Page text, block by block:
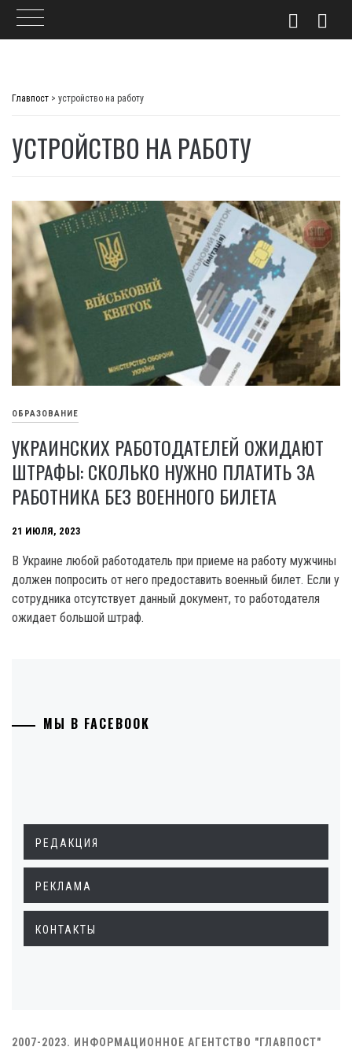
Главпост > устройство на работу
УСТРОЙСТВО НА РАБОТУ
ОБРАЗОВАНИЕ
УКРАИНСКИХ РАБОТОДАТЕЛЕЙ ОЖИДАЮТ
ШТРАФЫ: СКОЛЬКО НУЖНО ПЛАТИТЬ ЗА
РАБОТНИКА БЕЗ ВОЕННОГО БИЛЕТА
21 ИЮЛЯ, 2023
В Украине любой работодатель при приеме на работу мужчины
должен попросить от него предоставить военный билет. Если у
сотрудника отсутствует данный документ, то работодателя
ожидает большой штраф.
МЫ В FACEBOOK
РЕДАКЦИЯ
РЕКЛАМА
КОНТАКТЫ
2007-2023. ИНФОРМАЦИОННОЕ АГЕНТСТВО "ГЛАВПОСТ"